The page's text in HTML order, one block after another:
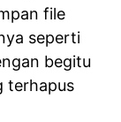
file
seperti
begitu
terhapus